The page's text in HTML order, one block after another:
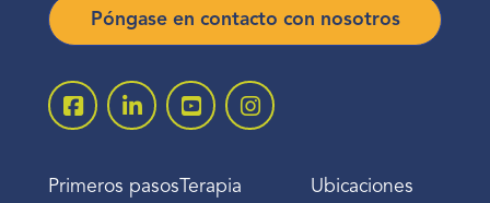
Póngase en contacto con nosotros
Primeros pasos Terapia
Ubicaciones